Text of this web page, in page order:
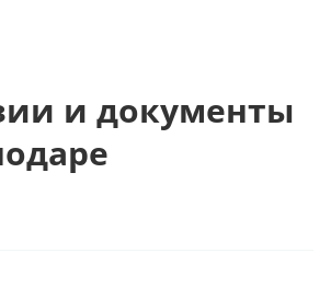
и документы